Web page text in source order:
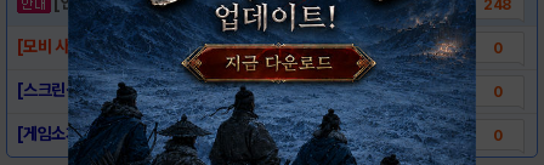
248
[모비 사전예약] Heroes Will : G.. 0
[스크린샷] Heroes Will : Glob.. 0
[게임소개] Heroes Will : Glob.. 0